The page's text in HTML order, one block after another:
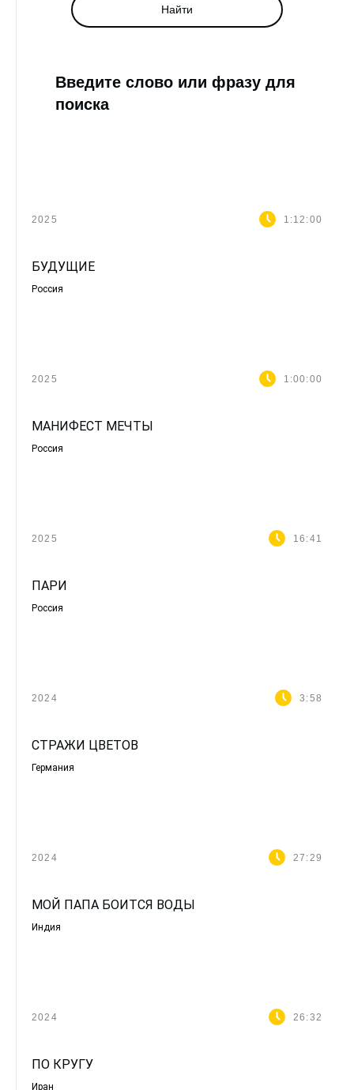
Найти
Введите слово или фразу для
поиска
2025 1:12:00
БУДУЩИЕ
Россия
2025 1:00:00
МАНИФЕСТ МЕЧТЫ
Россия
2025 16:41
ПАРИ
Россия
2024 3:58
СТРАЖИ ЦВЕТОВ
Германия
2024 27:29
МОЙ ПАПА БОИТСЯ ВОДЫ
Индия
2024 26:32
ПО КРУГУ
Иран